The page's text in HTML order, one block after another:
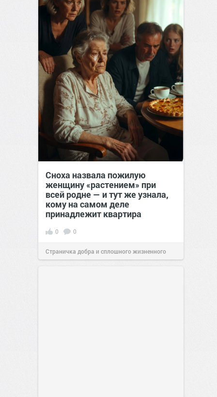
Сноха назвала пожилую
женщину «растением» при
всей родне — и тут же узнала,
кому на самом деле
принадлежит квартира
0 0
Страничка добра и сплошного жизненного